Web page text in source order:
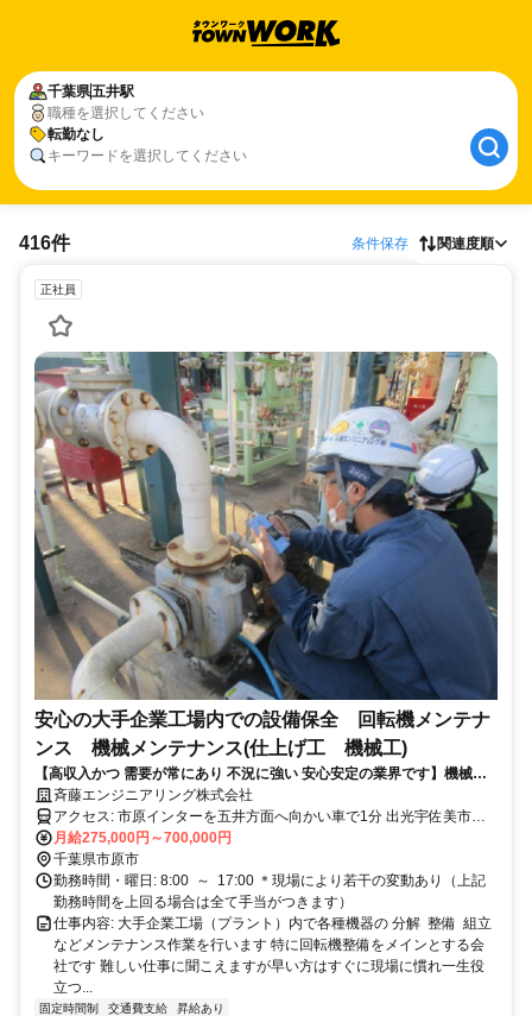
千葉県五井駅
職種を選択してください
転勤なし
キーワードを選択してください
416件 条件保存 関連度順
正社員
安心の大手企業工場内での設備保全 回転機メンテナ
ンス 機械メンテナンス(仕上げ工 機械工)
【高収入かつ 需要が常にあり 不況に強い 安心安定の業界です】機械い
じりが好きな方や未経験者歓迎！経験者は優遇いたします（給与面相談
可） ずっと体を使って現場作業ではなく経験や能力に合わせて適切
なポジション（技術指導や現場管理など）をご用意いたしますので年齢
を重ねても活躍する事が可能です。また、退職金が必ずもらえる建設業
退職金共済に加入しておりますので退職後も安心です。
斉藤エンジニアリング株式会社
アクセス: 市原インターを五井方面へ向かい車で1分 出光宇佐美市原
インターSS 297号店となり ローソン市原インター 297号店斜め向か
い
月給275,000円～700,000円
千葉県市原市
勤務時間・曜日: 8:00 ～ 17:00 ＊現場により若干の変動あり（上記
勤務時間を上回る場合は全て手当がつきます）
仕事内容: 大手企業工場（プラント）内で各種機器の 分解 整備 組立
などメンテナンス作業を行います 特に回転機整備をメインとする会
社です 難しい仕事に聞こえますが早い方はすぐに現場に慣れ一生役
立つ...
固定時間制 交通費支給 昇給あり